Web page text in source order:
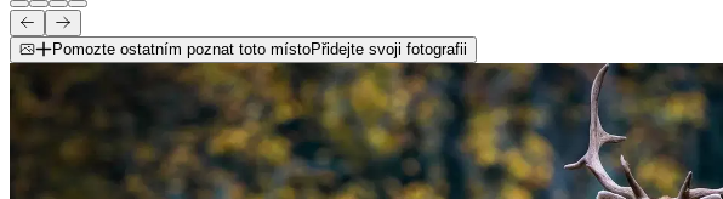
Pomozte ostatním poznat toto místoPřidejte svoji fotografii